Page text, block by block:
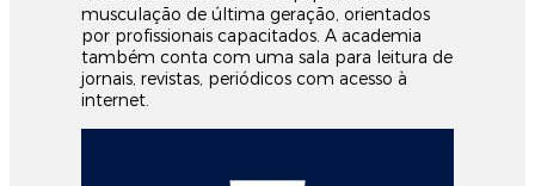
musculação de última geração, orientados
por profissionais capacitados. A academia
também conta com uma sala para leitura de
jornais, revistas, periódicos com acesso à
internet.